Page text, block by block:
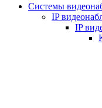
Системы
IP
IP